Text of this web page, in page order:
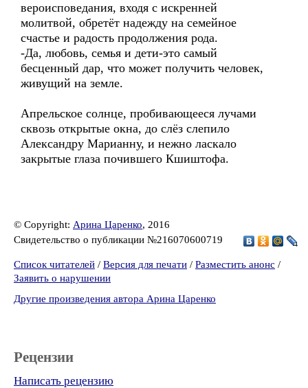
вероисповедания, входя с искренней
молитвой, обретёт надежду на семейное
счастье и радость продолжения рода.
-Да, любовь, семья и дети-это самый
бесценный дар, что может получить человек,
живущий на земле.
Апрельское солнце, пробивающееся лучами
сквозь открытые окна, до слёз слепило
Александру Марианну, и нежно ласкало
закрытые глаза почившего Кшиштофа.
© Copyright: Арина Царенко, 2016
Свидетельство о публикации №216070600719
Список читателей / Версия для печати / Разместить анонс /
Заявить о нарушении
Другие произведения автора Арина Царенко
Рецензии
Написать рецензию